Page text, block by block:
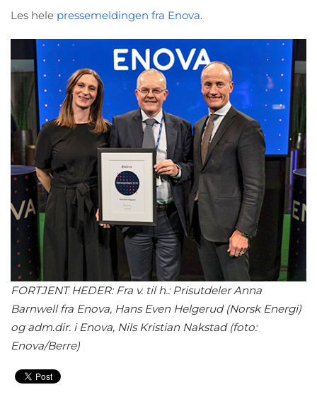
Les hele pressemeldingen fra Enova.
FORTJENT HEDER: Fra v. til h.: Prisutdeler Anna
Barnwell fra Enova, Hans Even Helgerud (Norsk Energi)
og adm.dir. i Enova, Nils Kristian Nakstad (foto:
Enova/Berre)